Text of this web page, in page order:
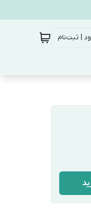
| ثبت‌نام